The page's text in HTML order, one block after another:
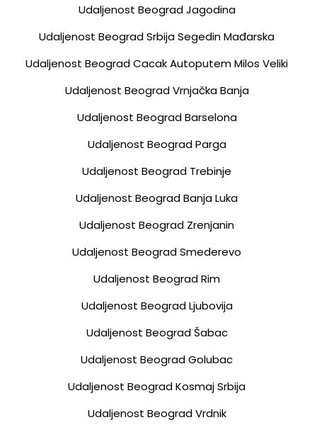
Udaljenost Beograd Jagodina
Udaljenost Beograd Srbija Segedin Mađarska
Udaljenost Beograd Cacak Autoputem Milos Veliki
Udaljenost Beograd Vrnjačka Banja
Udaljenost Beograd Barselona
Udaljenost Beograd Parga
Udaljenost Beograd Trebinje
Udaljenost Beograd Banja Luka
Udaljenost Beograd Zrenjanin
Udaljenost Beograd Smederevo
Udaljenost Beograd Rim
Udaljenost Beograd Ljubovija
Udaljenost Beograd Šabac
Udaljenost Beograd Golubac
Udaljenost Beograd Kosmaj Srbija
Udaljenost Beograd Vrdnik